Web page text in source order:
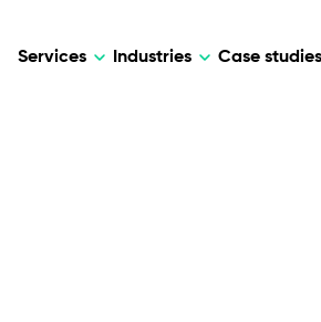
Services Industries Case studies